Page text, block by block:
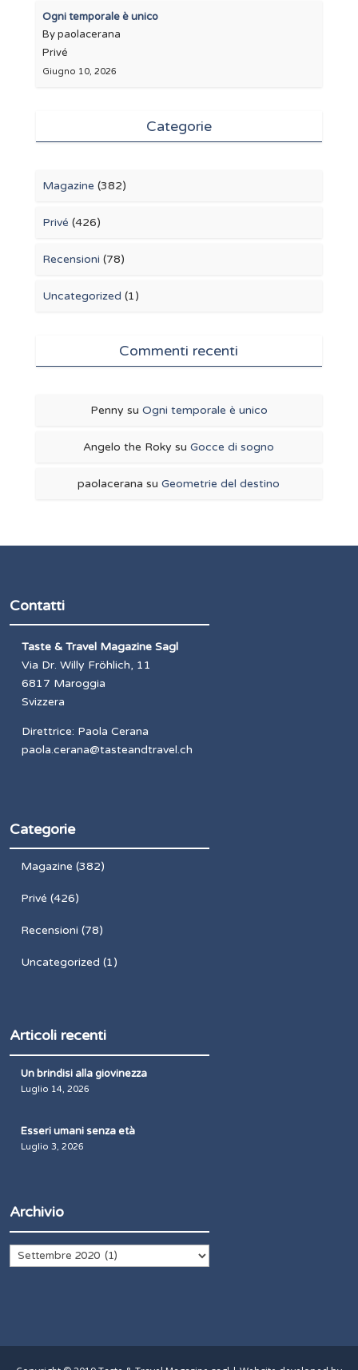
Ogni temporale è unico
By paolacerana
Privé
Giugno 10, 2026
Categorie
Magazine (382)
Privé (426)
Recensioni (78)
Uncategorized (1)
Commenti recenti
Penny su Ogni temporale è unico
Angelo the Roky suGocce di sogno
paolacerana suGeometrie del destino
Contatti
Taste & Travel Magazine Sagl
Via Dr. Willy Fröhlich, 11
6817 Maroggia
Svizzera
Direttrice: Paola Cerana
paola.cerana@tasteandtravel.ch
Categorie
Magazine (382)
Privé (426)
Recensioni (78)
Uncategorized (1)
Articoli recenti
Un brindisi alla giovinezza
Luglio 14, 2026
Esseri umani senza età
Luglio 3, 2026
Archivio